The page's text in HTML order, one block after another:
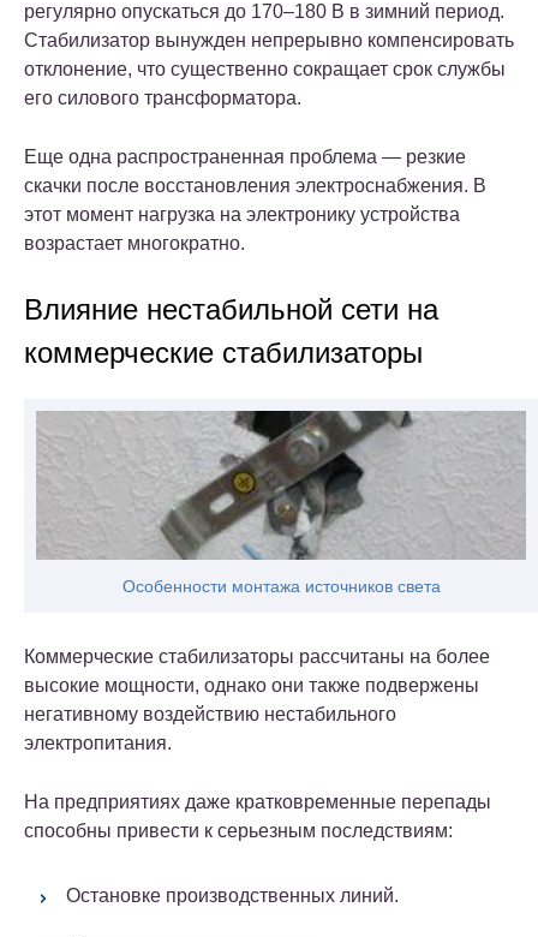
регулярно опускаться до 170–180 В в зимний период.
Стабилизатор вынужден непрерывно компенсировать
отклонение, что существенно сокращает срок службы
его силового трансформатора.
Еще одна распространенная проблема — резкие
скачки после восстановления электроснабжения. В
этот момент нагрузка на электронику устройства
возрастает многократно.
Влияние нестабильной сети на
коммерческие стабилизаторы
Особенности монтажа источников света
Коммерческие стабилизаторы рассчитаны на более
высокие мощности, однако они также подвержены
негативному воздействию нестабильного
электропитания.
На предприятиях даже кратковременные перепады
способны привести к серьезным последствиям:
Остановке производственных линий.